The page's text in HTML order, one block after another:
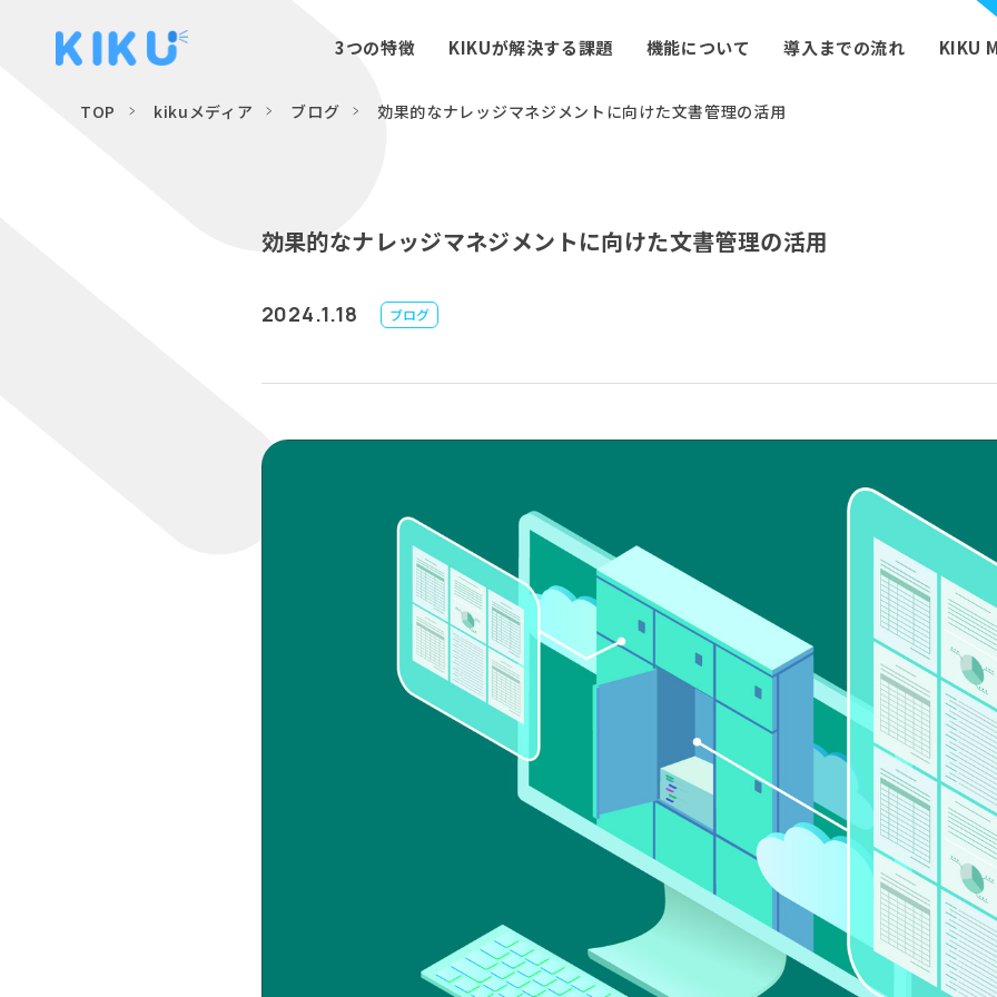
3つの特徴 KIKUが解決する課題 機能について 導入までの流れ KIKU
TOP kikuメディア ブログ 効果的なナレッジマネジメントに向けた文書管理の活用
効果的なナレッジマネジメントに向けた文書管理の活用
2024.1.18 ブログ